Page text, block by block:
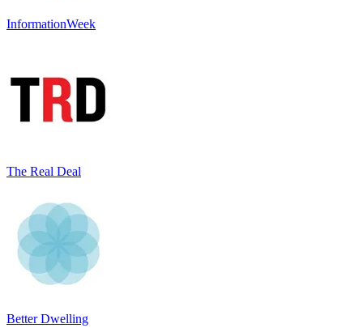
InformationWeek
The Real Deal
Better Dwelling